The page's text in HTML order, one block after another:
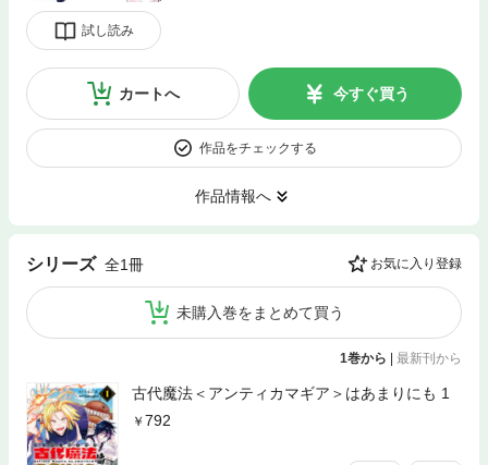
試し読み
カートへ 今すぐ買う
作品をチェックする
作品情報へ
シリーズ 全1冊 お気に入り登録
未購入巻をまとめて買う
1巻から | 最新刊から
古代魔法＜アンティカマギア＞はあまりにも 1
792